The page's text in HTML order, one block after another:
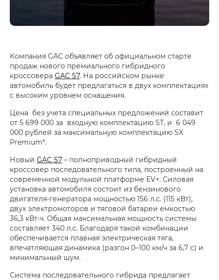
Компания GAC объявляет об официальном старте
продаж нового премиального гибридного
кроссовера GAC S7. На российском рынке
автомобиль будет предлагаться в двух комплектациях
с высоким уровнем оснащения.
Цена без учета специальных предложений составит
от 5 699 000 за входную комплектацию ST, и 6 049
000 рублей за максимальную комплектацию SX
Premium*.
Новый GAC S7 – полноприводный гибридный
кроссовер последовательного типа, построенный на
современной модульной платформе EV+. Силовая
установка автомобиля состоит из бензинового
двигателя-генератора мощностью 156 л.с. (115 кВт),
двух электромоторов и тяговой батареи емкостью
36,3 кВт·ч. Общая максимальная мощность системы
составляет 340 л.с. Благодаря такой комбинации
обеспечивается плавная электрическая тяга,
впечатляющая динамика (разгон 0–100 км/ч за 6,7 с) и
минимальный шум.
Система последовательного гибрида предлагает